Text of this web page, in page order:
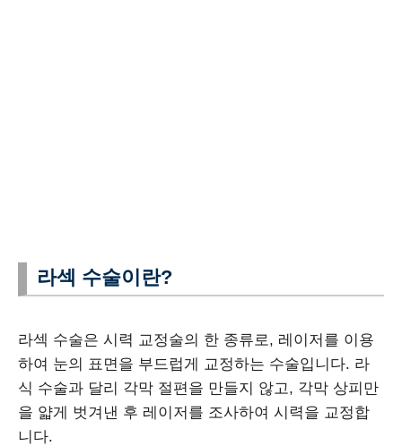
라섹 수술이란?
라섹 수술은 시력 교정술의 한 종류로, 레이저를 이용
하여 눈의 표면을 부드럽게 교정하는 수술입니다. 라
식 수술과 달리 각막 절편을 만들지 않고, 각막 상피만
을 얇게 벗겨낸 후 레이저를 조사하여 시력을 교정합
니다.